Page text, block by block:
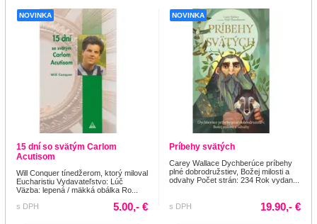
NOVINKA
15 dní so svätým Carlom
Acutisom
Will Conquer tínedžerom, ktorý miloval
Eucharistiu Vydavateľstvo: Lúč
Väzba: lepená / mäkká obálka Ro...
s DPH
5.00,- €
NOVINKA
Príbehy svätých
Carey Wallace Dychberúce príbehy
plné dobrodružstiev, Božej milosti a
odvahy Počet strán: 234 Rok vydan...
s DPH 19.90,- €